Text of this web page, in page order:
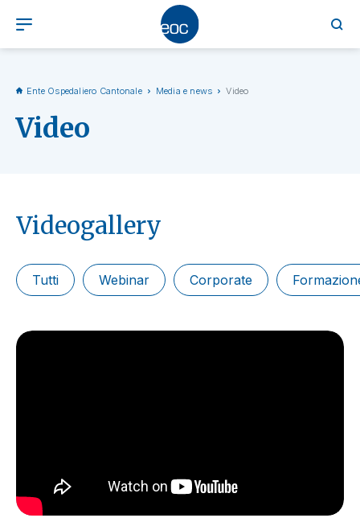
Ente Ospedaliero Cantonale Media e news Video
Video
Videogallery
Tutti Webinar Corporate